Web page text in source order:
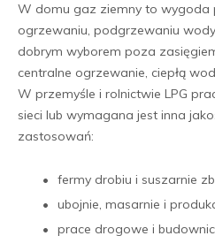
W domu gaz ziemny to wygoda
ogrzewaniu, podgrzewaniu
dobrym wyborem poza
centralne ogrzewanie, ciepłą
W przemyśle i rolnictwie LPG
sieci lub wymagana jest inna
zastosowań:
fermy drobiu i suszarnie
ubojnie, masarnie i
prace drogowe i